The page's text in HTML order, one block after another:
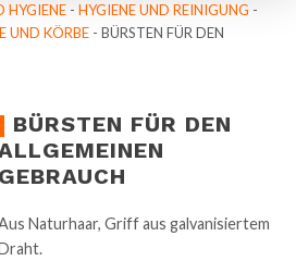
HYGIENE - HYGIENE UND REINIGUNG -
UND KÖRBE - BÜRSTEN FÜR DEN
BÜRSTEN FÜR DEN
GEBRAUCH
Naturhaar, Griff aus galvanisiertem
Draht.